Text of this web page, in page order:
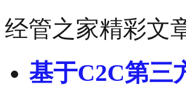
经管之家精彩文
基于C2C第三